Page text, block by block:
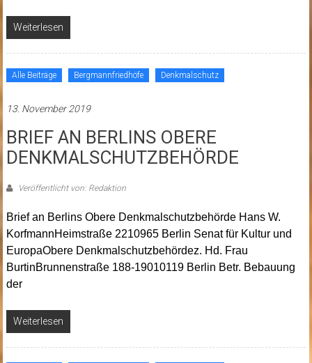
Weiterlesen
Alle Beiträge Bergmannfriedhöfe Denkmalschutz
13. November 2019
BRIEF AN BERLINS OBERE
DENKMALSCHUTZBEHÖRDE
Veröffentlicht von: Redaktion
Brief an Berlins Obere Denkmalschutzbehörde Hans W.
KorfmannHeimstraße 2210965 Berlin Senat für Kultur und
EuropaObere Denkmalschutzbehördez. Hd. Frau
BurtinBrunnenstraße 188-19010119 Berlin Betr. Bebauung
der
Weiterlesen